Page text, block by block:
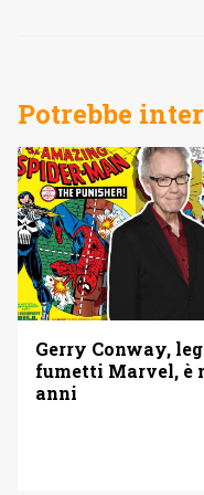
Potrebbe
Gerry Conway,
fumetti Marvel, è
anni